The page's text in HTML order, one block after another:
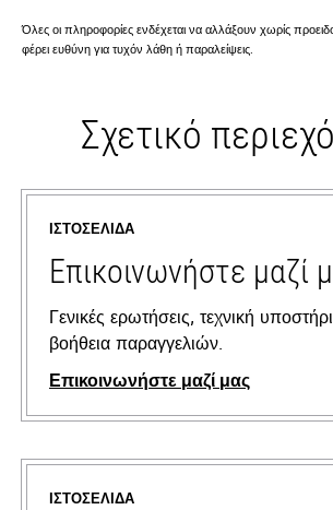
Όλες οι πληροφορίες ενδέχεται να αλλάξουν χωρίς
φέρει ευθύνη για τυχόν λάθη ή παραλείψεις.
Σχετικό
ΙΣΤΟΣΕΛΊΔΑ
Επικοινωνήστε μαζί
Γενικές ερωτήσεις, τεχνική
βοήθεια παραγγελιών.
Επικοινωνήστε μαζί μας
ΙΣΤΟΣΕΛΊΔΑ